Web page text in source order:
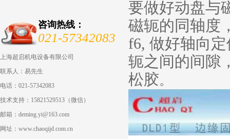
咨询热线：
021-57342083
上海超启机电设备有限公司
联系人：易先生
电话：021-57342083
技术支持：15821529513（微信）
邮箱：deming.yi@163.com
网址：www.chaoqijd.com.cn
要做好动盘与
磁轭的同轴度
f6, 做好轴向
轭之间的间隙
松胶。